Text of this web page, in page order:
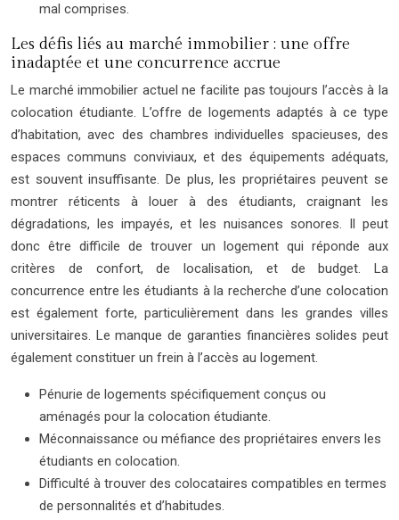
mal comprises.
Les défis liés au marché immobilier : une offre
inadaptée et une concurrence accrue
Le marché immobilier actuel ne facilite pas toujours l’accès à la
colocation étudiante. L’offre de logements adaptés à ce type
d’habitation, avec des chambres individuelles spacieuses, des
espaces communs conviviaux, et des équipements adéquats,
est souvent insuffisante. De plus, les propriétaires peuvent se
montrer réticents à louer à des étudiants, craignant les
dégradations, les impayés, et les nuisances sonores. Il peut
donc être difficile de trouver un logement qui réponde aux
critères de confort, de localisation, et de budget. La
concurrence entre les étudiants à la recherche d’une colocation
est également forte, particulièrement dans les grandes villes
universitaires. Le manque de garanties financières solides peut
également constituer un frein à l’accès au logement.
Pénurie de logements spécifiquement conçus ou
aménagés pour la colocation étudiante.
Méconnaissance ou méfiance des propriétaires envers les
étudiants en colocation.
Difficulté à trouver des colocataires compatibles en termes
de personnalités et d’habitudes.